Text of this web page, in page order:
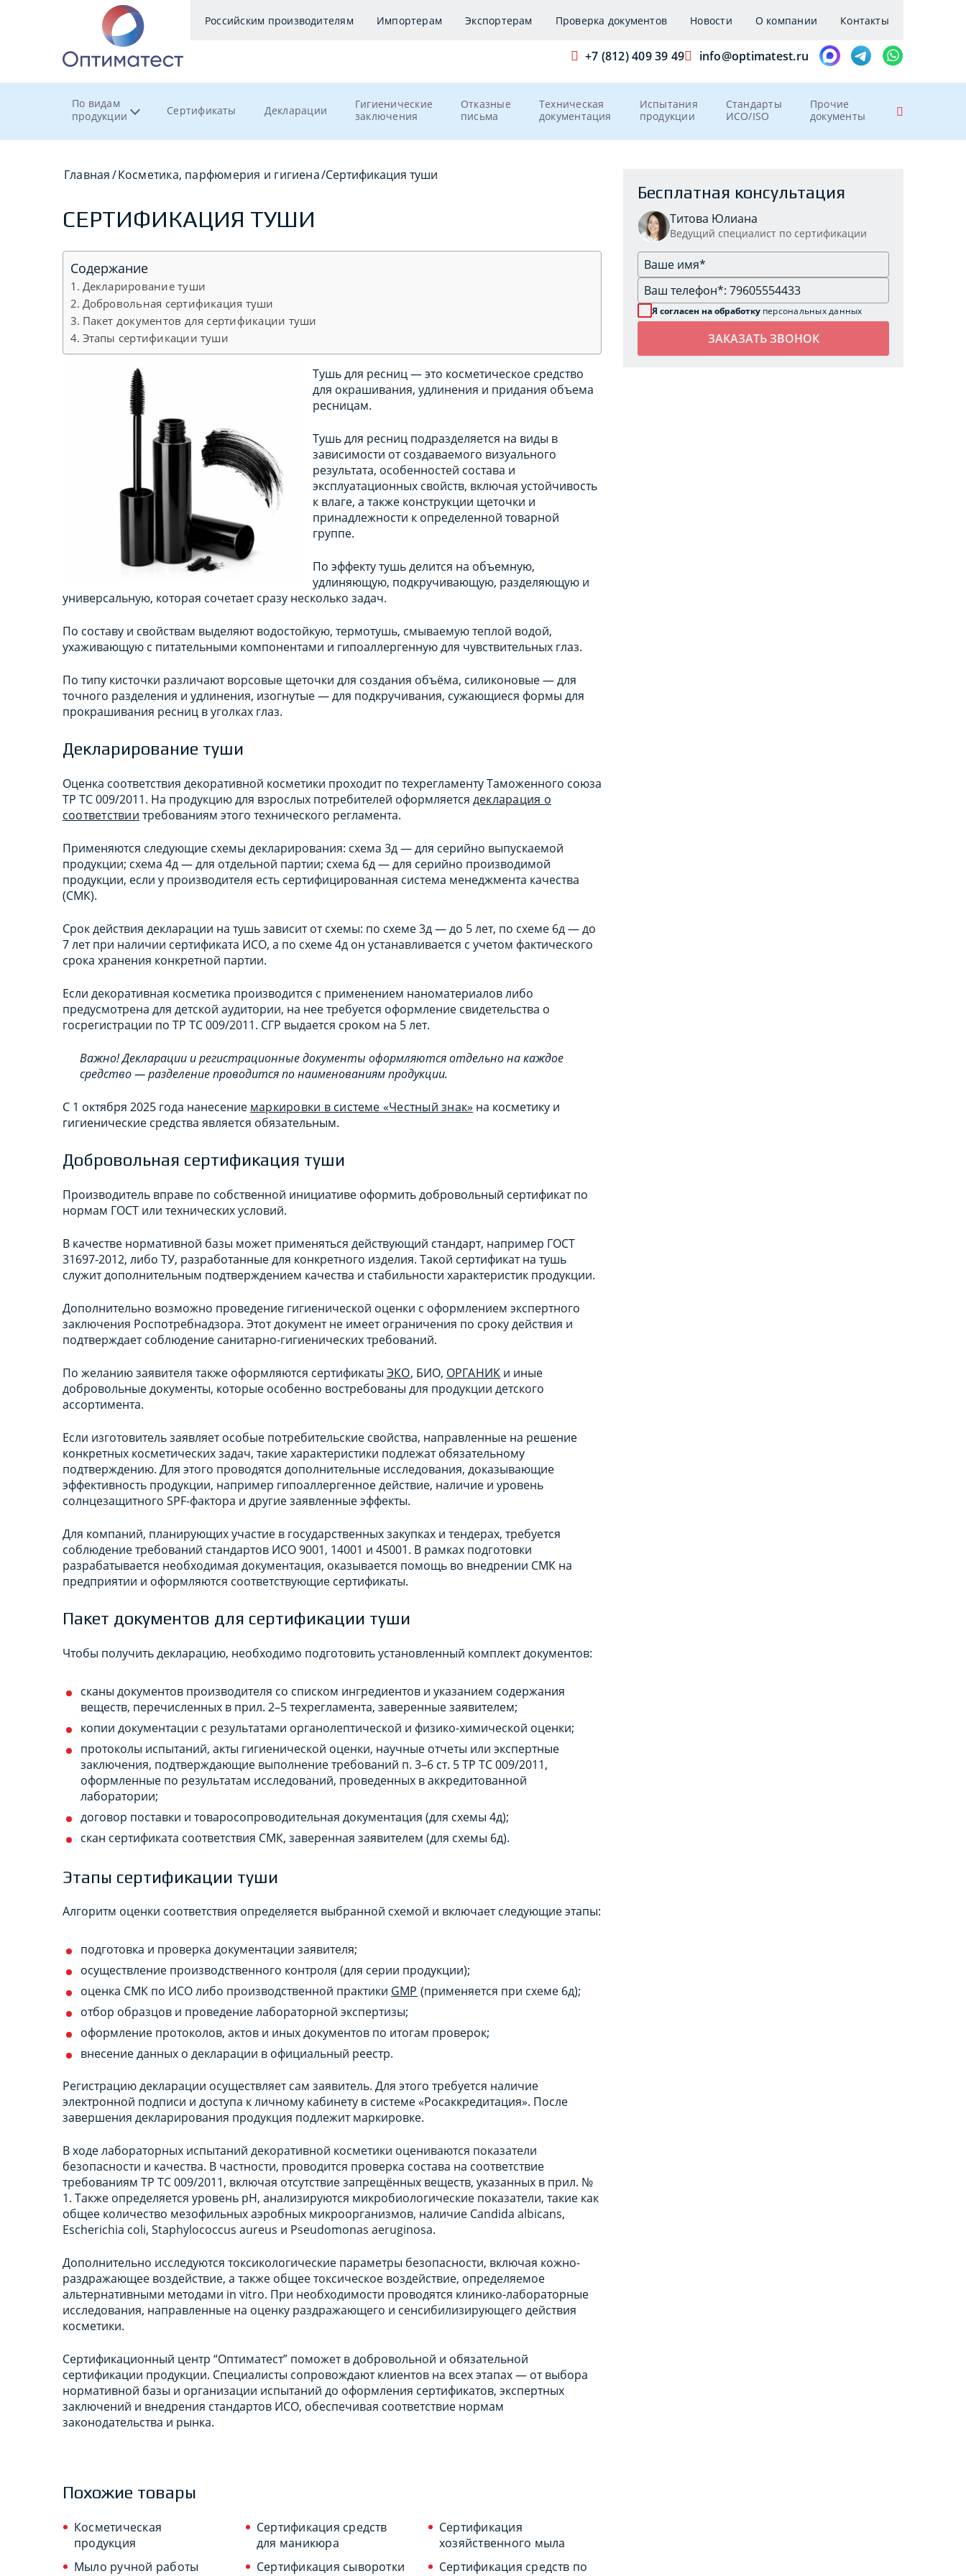
Российским производителям Импортерам Экспортерам Проверка документов Новости О компании Контакты
+7 (812) 409 39 49 info@optimatest.ru
По видам
продукции
Сертификаты Декларации
Гигиенические
заключения
Отказные
письма
Техническая
документация
Испытания
продукции
Стандарты
ИСО/ISO
Прочие
документы
Главная/Косметика, парфюмерия и гигиена/Сертификация туши
СЕРТИФИКАЦИЯ ТУШИ
Содержание
Декларирование туши
Добровольная сертификация туши
Пакет документов для сертификации туши
Этапы сертификации туши
Тушь для ресниц — это косметическое средство
для окрашивания, удлинения и придания объема
ресницам.
Тушь для ресниц подразделяется на виды в
зависимости от создаваемого визуального
результата, особенностей состава и
эксплуатационных свойств, включая устойчивость
к влаге, а также конструкции щеточки и
принадлежности к определенной товарной
группе.
По эффекту тушь делится на объемную,
удлиняющую, подкручивающую, разделяющую и
универсальную, которая сочетает сразу несколько задач.
По составу и свойствам выделяют водостойкую, термотушь, смываемую теплой водой,
ухаживающую с питательными компонентами и гипоаллергенную для чувствительных глаз.
По типу кисточки различают ворсовые щеточки для создания объёма, силиконовые — для
точного разделения и удлинения, изогнутые — для подкручивания, сужающиеся формы для
прокрашивания ресниц в уголках глаз.
Декларирование туши
Оценка соответствия декоративной косметики проходит по техрегламенту Таможенного союза
ТР ТС 009/2011. На продукцию для взрослых потребителей оформляется декларация о
соответствии требованиям этого технического регламента.
Применяются следующие схемы декларирования: схема 3д — для серийно выпускаемой
продукции; схема 4д — для отдельной партии; схема 6д — для серийно производимой
продукции, если у производителя есть сертифицированная система менеджмента качества
(СМК).
Срок действия декларации на тушь зависит от схемы: по схеме 3д — до 5 лет, по схеме 6д — до
7 лет при наличии сертификата ИСО, а по схеме 4д он устанавливается с учетом фактического
срока хранения конкретной партии.
Если декоративная косметика производится с применением наноматериалов либо
предусмотрена для детской аудитории, на нее требуется оформление свидетельства о
госрегистрации по ТР ТС 009/2011. СГР выдается сроком на 5 лет.
Важно! Декларации и регистрационные документы оформляются отдельно на каждое
средство — разделение проводится по наименованиям продукции.
С 1 октября 2025 года нанесение маркировки в системе «Честный знак» на косметику и
гигиенические средства является обязательным.
Добровольная сертификация туши
Производитель вправе по собственной инициативе оформить добровольный сертификат по
нормам ГОСТ или технических условий.
В качестве нормативной базы может применяться действующий стандарт, например ГОСТ
31697-2012, либо ТУ, разработанные для конкретного изделия. Такой сертификат на тушь
служит дополнительным подтверждением качества и стабильности характеристик продукции.
Дополнительно возможно проведение гигиенической оценки с оформлением экспертного
заключения Роспотребнадзора. Этот документ не имеет ограничения по сроку действия и
подтверждает соблюдение санитарно-гигиенических требований.
По желанию заявителя также оформляются сертификаты ЭКО, БИО, ОРГАНИК и иные
добровольные документы, которые особенно востребованы для продукции детского
ассортимента.
Если изготовитель заявляет особые потребительские свойства, направленные на решение
конкретных косметических задач, такие характеристики подлежат обязательному
подтверждению. Для этого проводятся дополнительные исследования, доказывающие
эффективность продукции, например гипоаллергенное действие, наличие и уровень
солнцезащитного SPF-фактора и другие заявленные эффекты.
Для компаний, планирующих участие в государственных закупках и тендерах, требуется
соблюдение требований стандартов ИСО 9001, 14001 и 45001. В рамках подготовки
разрабатывается необходимая документация, оказывается помощь во внедрении СМК на
предприятии и оформляются соответствующие сертификаты.
Пакет документов для сертификации туши
Чтобы получить декларацию, необходимо подготовить установленный комплект документов:
сканы документов производителя со списком ингредиентов и указанием содержания
веществ, перечисленных в прил. 2–5 техрегламента, заверенные заявителем;
копии документации с результатами органолептической и физико-химической оценки;
протоколы испытаний, акты гигиенической оценки, научные отчеты или экспертные
заключения, подтверждающие выполнение требований п. 3–6 ст. 5 ТР ТС 009/2011,
оформленные по результатам исследований, проведенных в аккредитованной
лаборатории;
договор поставки и товаросопроводительная документация (для схемы 4д);
скан сертификата соответствия СМК, заверенная заявителем (для схемы 6д).
Этапы сертификации туши
Алгоритм оценки соответствия определяется выбранной схемой и включает следующие этапы:
подготовка и проверка документации заявителя;
осуществление производственного контроля (для серии продукции);
оценка СМК по ИСО либо производственной практики GMP (применяется при схеме 6д);
отбор образцов и проведение лабораторной экспертизы;
оформление протоколов, актов и иных документов по итогам проверок;
внесение данных о декларации в официальный реестр.
Регистрацию декларации осуществляет сам заявитель. Для этого требуется наличие
электронной подписи и доступа к личному кабинету в системе «Росаккредитация». После
завершения декларирования продукция подлежит маркировке.
В ходе лабораторных испытаний декоративной косметики оцениваются показатели
безопасности и качества. В частности, проводится проверка состава на соответствие
требованиям ТР ТС 009/2011, включая отсутствие запрещённых веществ, указанных в прил. №
1. Также определяется уровень рН, анализируются микробиологические показатели, такие как
общее количество мезофильных аэробных микроорганизмов, наличие Candida albicans,
Escherichia coli, Staphylococcus aureus и Pseudomonas aeruginosa.
Дополнительно исследуются токсикологические параметры безопасности, включая кожно-
раздражающее воздействие, а также общее токсическое воздействие, определяемое
альтернативными методами in vitro. При необходимости проводятся клинико-лабораторные
исследования, направленные на оценку раздражающего и сенсибилизирующего действия
косметики.
Сертификационный центр “Оптиматест” поможет в добровольной и обязательной
сертификации продукции. Специалисты сопровождают клиентов на всех этапах — от выбора
нормативной базы и организации испытаний до оформления сертификатов, экспертных
заключений и внедрения стандартов ИСО, обеспечивая соответствие нормам
законодательства и рынка.
Похожие товары
Косметическая
продукция
Мыло ручной работы
Сертификация средств
для маникюра
Сертификация сыворотки
Сертификация
хозяйственного мыла
Сертификация средств по
Бесплатная консультация
Титова Юлиана
Ведущий специалист по сертификации
Я согласен на обработку персональных данных